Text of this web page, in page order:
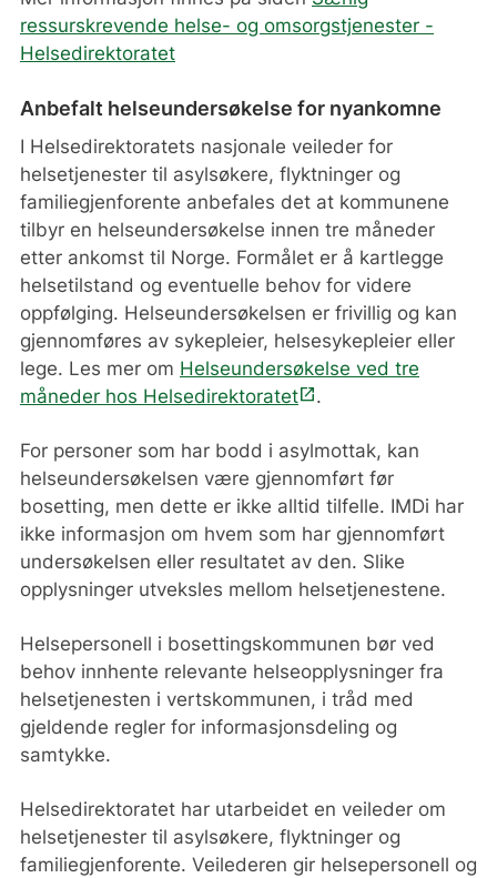
ressurskrevende helse- og omsorgstjenester -
Helsedirektoratet
Anbefalt helseundersøkelse for nyankomne
I Helsedirektoratets nasjonale veileder for
helsetjenester til asylsøkere, flyktninger og
familiegjenforente anbefales det at kommunene
tilbyr en helseundersøkelse innen tre måneder
etter ankomst til Norge. Formålet er å kartlegge
helsetilstand og eventuelle behov for videre
oppfølging. Helseundersøkelsen er frivillig og kan
gjennomføres av sykepleier, helsesykepleier eller
lege. Les mer om Helseundersøkelse ved tre
måneder hos Helsedirektoratetopen_in_new.
For personer som har bodd i asylmottak, kan
helseundersøkelsen være gjennomført før
bosetting, men dette er ikke alltid tilfelle. IMDi har
ikke informasjon om hvem som har gjennomført
undersøkelsen eller resultatet av den. Slike
opplysninger utveksles mellom helsetjenestene.
Helsepersonell i bosettingskommunen bør ved
behov innhente relevante helseopplysninger fra
helsetjenesten i vertskommunen, i tråd med
gjeldende regler for informasjonsdeling og
samtykke.
Helsedirektoratet har utarbeidet en veileder om
helsetjenester til asylsøkere, flyktninger og
familiegjenforente. Veilederen gir helsepersonell og